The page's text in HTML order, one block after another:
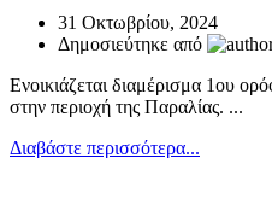
31 Οκτωβρίου, 2024
Δημοσιεύτηκε από
Ενοικιάζεται διαμέρισμα 1ου
στην περιοχή της Παραλίας. ...
Διαβάστε περισσότερα...